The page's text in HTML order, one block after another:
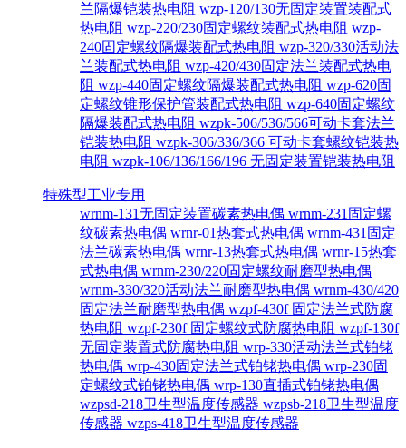
兰隔爆铠装热电阻 wzp-120/130无固定装置装配式
热电阻 wzp-220/230固定螺纹装配式热电阻 wzp-
240固定螺纹隔爆装配式热电阻 wzp-320/330活动法
兰装配式热电阻 wzp-420/430固定法兰装配式热电
阻 wzp-440固定螺纹隔爆装配式热电阻 wzp-620固
定螺纹锥形保护管装配式热电阻 wzp-640固定螺纹
隔爆装配式热电阻 wzpk-506/536/566可动卡套法兰
铠装热电阻 wzpk-306/336/366 可动卡套螺纹铠装热
电阻 wzpk-106/136/166/196 无固定装置铠装热电阻
特殊型工业专用
wrnm-131无固定装置碳素热电偶 wrnm-231固定螺
纹碳素热电偶 wrnr-01热套式热电偶 wrnm-431固定
法兰碳素热电偶 wrnr-13热套式热电偶 wrnr-15热套
式热电偶 wrnm-230/220固定螺纹耐磨型热电偶
wrnm-330/320活动法兰耐磨型热电偶 wrnm-430/420
固定法兰耐磨型热电偶 wzpf-430f 固定法兰式防腐
热电阻 wzpf-230f 固定螺纹式防腐热电阻 wzpf-130f
无固定装置式防腐热电阻 wrp-330活动法兰式铂铑
热电偶 wrp-430固定法兰式铂铑热电偶 wrp-230固
定螺纹式铂铑热电偶 wrp-130直插式铂铑热电偶
wzpsd-218卫生型温度传感器 wzpsb-218卫生型温度
传感器 wzps-418卫生型温度传感器